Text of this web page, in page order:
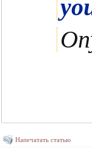
Напечатать статью